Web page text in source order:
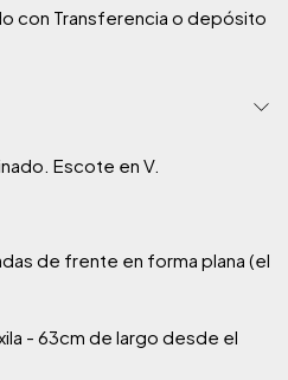
con Transferencia o depósito
Escote en V.
de frente en forma plana (el
- 63cm de largo desde el